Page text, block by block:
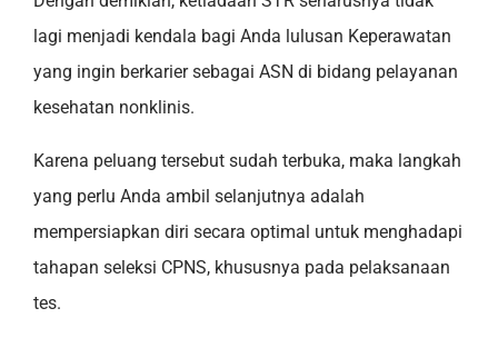
lagi menjadi kendala bagi Anda lulusan Keperawatan
yang ingin berkarier sebagai ASN di bidang pelayanan
kesehatan nonklinis.
Karena peluang tersebut sudah terbuka, maka langkah
yang perlu Anda ambil selanjutnya adalah
mempersiapkan diri secara optimal untuk menghadapi
tahapan seleksi CPNS, khususnya pada pelaksanaan
tes.